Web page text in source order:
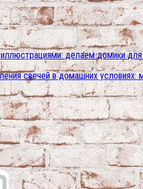
делаем домики
свечей в домашних условиях: